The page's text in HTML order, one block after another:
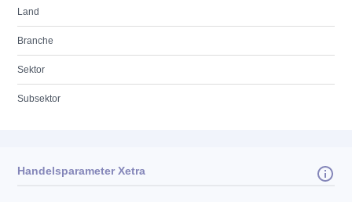
Land
Branche
Sektor
Subsektor
Handelsparameter Xetra